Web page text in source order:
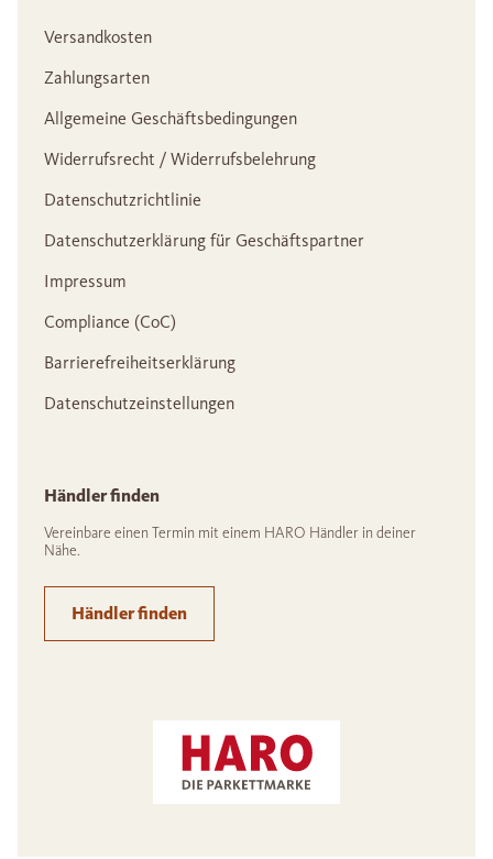
Versandkosten
Zahlungsarten
Allgemeine Geschäftsbedingungen
Widerrufsrecht / Widerrufsbelehrung
Datenschutzrichtlinie
Datenschutzerklärung für Geschäftspartner
Impressum
Compliance (CoC)
Barrierefreiheitserklärung
Datenschutzeinstellungen
Händler finden
Vereinbare einen Termin mit einem HARO Händler in deiner
Nähe.
Händler finden